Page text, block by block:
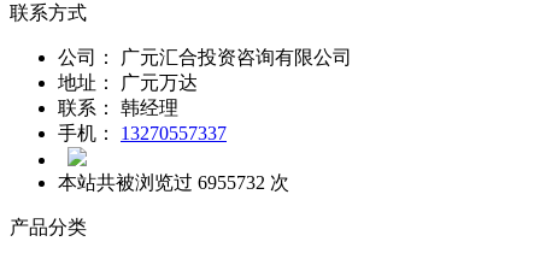
联系方式
公司：
广元汇合投资咨询有限公司
地址：
广元万达
联系：
韩经理
手机：
13270557337
本站共被浏览过 6955732 次
产品分类